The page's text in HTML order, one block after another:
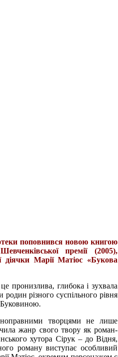
поповнився новою книгою
премії (2005),
діячки Марії Матіос «Букова
пронизлива, глибока і зухвала
родин різного суспільного рівня
Буковиною.
творцями не лише
жанр свого твору як роман-
хутора Сірук – до Відня,
роману виступає особливий